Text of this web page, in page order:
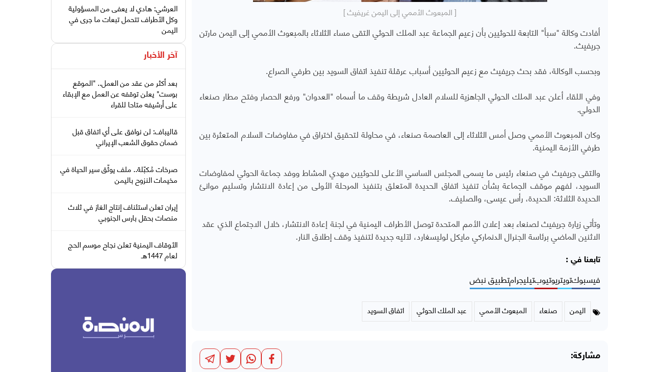
[ المبعوث الأممي إلى اليمن غريفيث ]
أفادت وكالة "سبأ" التابعة للحوثيين بأن زعيم الجماعة عبد الملك الحوثي التقى مساء الثلاثاء بالمبعوث الأممي إلى اليمن مارتن
جريفيث.
وبحسب الوكالة، فقد بحث جريفيث مع زعيم الحوثيين أسباب عرقلة تنفيذ اتفاق السويد بين طرفي الصراع.
وفي اللقاء أعلن عبد الملك الحوثي الجاهزية للسلام العادل شريطة وقف ما أسماه "العدوان" ورفع الحصار وفتح مطار صنعاء
الدولي.
وكان المبعوث الأممي وصل أمس الثلاثاء إلى العاصمة صنعاء، في محاولة لتحقيق اختراق في مفاوضات السلام المتعثرة بين
طرفي الأزمة اليمنية.
والتقى جريفيث في صنعاء رئيس ما يسمى المجلس الساسي الأعلى للحوثيين مهدي المشاط ووفد جماعة الحوثي لمفاوضات
السويد، لفهم موقف الجماعة بشأن تنفيذ اتفاق الحديدة المتعلق بتنفيذ المرحلة الأولى من إعادة الانتشار وتسليم موانئ
الحديدة الثلاثة: الحديدة، رأس عيسى، والصليف.
وتأتي زيارة جريفيث لصنعاء بعد إعلان الأمم المتحدة توصل الأطراف اليمنية في لجنة إعادة الانتشار، خلال الاجتماع الذي عقد
الاثنين الماضي برئاسة الجنرال الدنماركي مايكل لوليسغارد، لآليه جديدة لتنفيذ وقف إطلاق النار.
تابعنا في :
فيسبوكتويتريوتيوبتيليجرامتطبيق نبض
اليمن صنعاء المبعوث الأممي عبد الملك الحوثي اتفاق السويد
مشاركة:
العرشي: هادي لا يعفى من المسؤولية
وكل الأطراف تتحمل تبعات ما جرى في
اليمن
آخر الأخبار
بعد أكثر من عقد من العمل.. "الموقع
بوست" يعلن توقفه عن العمل مع الإبقاء
على أرشيفه متاحا للقراء
قاليباف: لن نوافق على أي اتفاق قبل
ضمان حقوق الشعب الإيراني
صرخات مُكبّلة.. ملف يوثّق سير الحياة في
مخيمات النزوح باليمن
إيران تعلن استئناف إنتاج الغاز في ثلاث
منصات بحقل بارس الجنوبي
الأوقاف اليمنية تعلن نجاح موسم الحج
لعام 1447هـ